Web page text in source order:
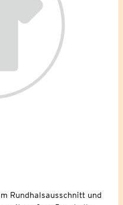
Rundhalsausschnitt und